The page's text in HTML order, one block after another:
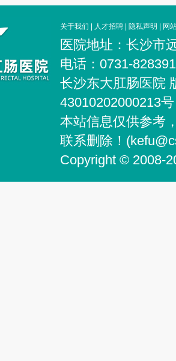
关于我们 人才招聘 隐私声明 网
医院地址：长沙市
电话：0731-
长沙东大肛肠医院
43010202000213
本站信息仅供参考
联系删除！
Copyright © 2008-